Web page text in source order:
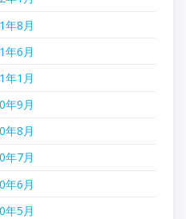
年8月
年6月
年1月
年9月
年8月
年7月
年6月
年5月